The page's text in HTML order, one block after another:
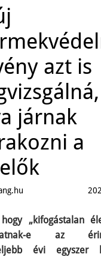
azt is
járnak
a
„kifogástalan
e az
évi egyszer